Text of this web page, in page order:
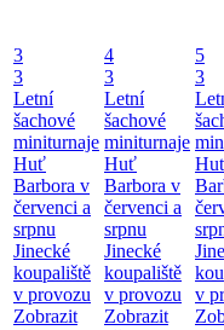
3
3
Letní
šachové
miniturnaje
Huť
Barbora v
červenci a
srpnu
Jinecké
koupaliště
v provozu
Zobrazit
4
3
Letní
šachové
miniturnaje
Huť
Barbora v
červenci a
srpnu
Jinecké
koupaliště
v provozu
Zobrazit
5
3
v